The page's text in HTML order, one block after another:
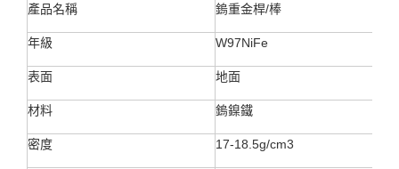
產品名稱 鎢重金桿/棒
年級 W97NiFe
表面 地面
材料 鎢鎳鐵
密度 17-18.5g/cm3